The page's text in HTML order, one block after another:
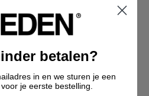
betalen?
in en we sturen je een
je eerste bestelling.